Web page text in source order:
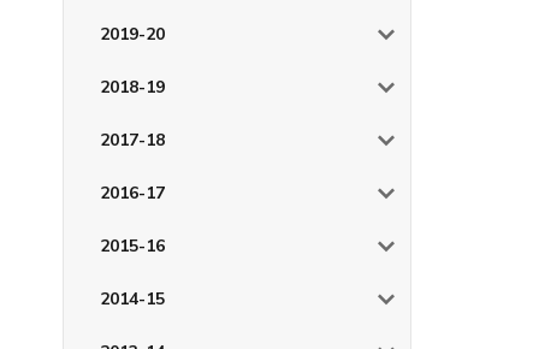
2019-20
2018-19
2017-18
2016-17
2015-16
2014-15